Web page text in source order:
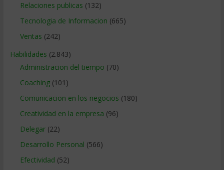
Relaciones publicas (132)
Tecnologia de Informacion (665)
Ventas (242)
Habilidades (2.843)
Administracion del tiempo (70)
Coaching(101)
Comunicacion en los negocios (180)
Creatividad en la empresa (96)
Delegar(22)
Desarrollo Personal (566)
Efectividad (52)